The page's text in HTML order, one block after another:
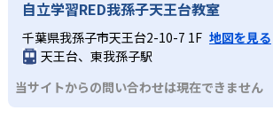
なタイミングで声かけや解説が受けられる
3 リーズナブルな授業料
タブレットによる自動採点・問題出題を活
苦手単元の克服が急務となる人に向いてい
苦手分野を洗い出して繰り返し学習できる
講師フォローにより「なぜ解けないか」を
説する。
どんなデメリットがある?
対応科目は算数・国語・英語の基礎3科目
理科・社会や高度な応用学習には別途対策
また、自宅でのタブレット学習には一定の
れ、最初は講師による声かけや保護者の
個別学習塾『DOJO』は合格実績を公式サ
自立学習RED我孫子天王台教室
千葉県我孫子市天王台2-10-7 1F 地図を見る
天王台、東我孫子駅
当サイトからの問い合わせは現在できません